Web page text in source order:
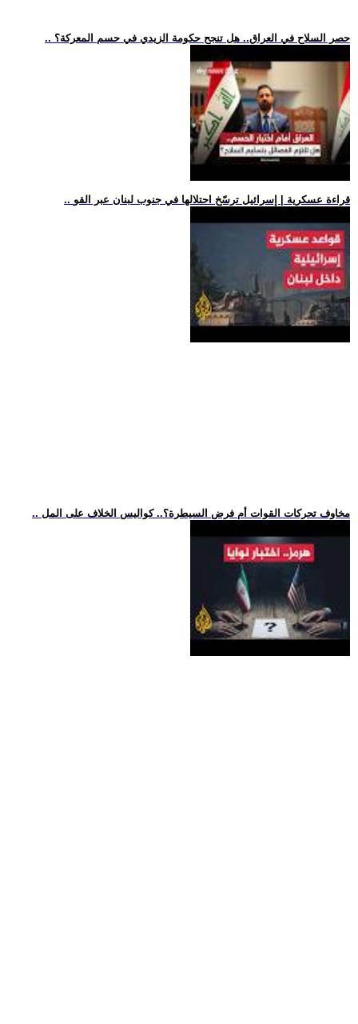
.. حصر السلاح في العراق.. هل تنجح حكومة الزيدي في حسم المعركة؟
.. قراءة عسكرية | إسرائيل ترسّخ احتلالها في جنوب لبنان عبر القو
.. مخاوف تحركات القوات أم فرض السيطرة؟.. كواليس الخلاف على المل